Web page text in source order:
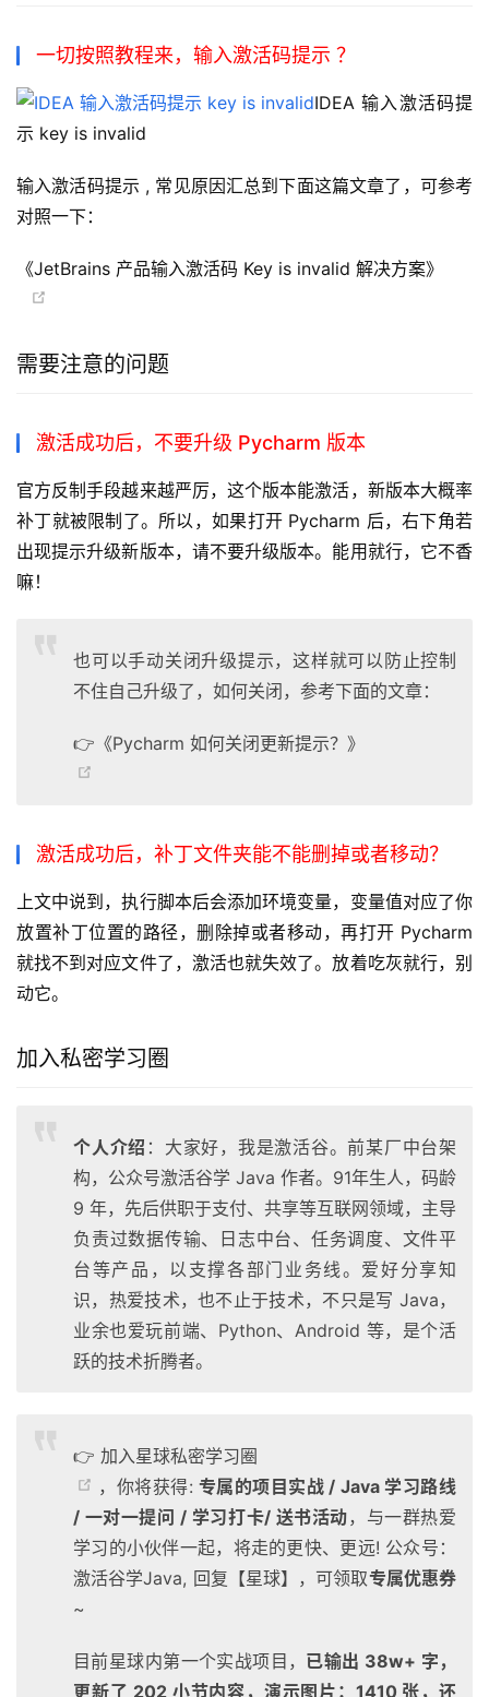
一切按照教程来，输入激活码提示 ？
IDEA 输入激活码提
示 key is invalid
输入激活码提示 , 常见原因汇总到下面这篇文章了，可参考
对照一下：
《JetBrains 产品输入激活码 Key is invalid 解决方案》
需要注意的问题
激活成功后，不要升级 Pycharm 版本
官方反制手段越来越严厉，这个版本能激活，新版本大概率
补丁就被限制了。所以，如果打开 Pycharm 后，右下角若
出现提示升级新版本，请不要升级版本。能用就行，它不香
嘛！
也可以手动关闭升级提示，这样就可以防止控制
不住自己升级了，如何关闭，参考下面的文章：
👉《Pycharm 如何关闭更新提示？》
激活成功后，补丁文件夹能不能删掉或者移动？
上文中说到，执行脚本后会添加环境变量，变量值对应了你
放置补丁位置的路径，删除掉或者移动，再打开 Pycharm
就找不到对应文件了，激活也就失效了。放着吃灰就行，别
动它。
加入私密学习圈
个人介绍 ：大家好，我是激活谷。前某厂中台架
构，公众号激活谷学 Java 作者。91年生人，码龄
9 年，先后供职于支付、共享等互联网领域，主导
负责过数据传输、日志中台、任务调度、文件平
台等产品，以支撑各部门业务线。爱好分享知
识，热爱技术，也不止于技术，不只是写 Java，
业余也爱玩前端、Python、Android 等，是个活
跃的技术折腾者。
👉 加入星球私密学习圈
，你将获得:专属的项目实战 / Java 学习路线
/ 一对一提问 / 学习打卡/ 送书活动，与一群热爱
学习的小伙伴一起，将走的更快、更远! 公众号：
激活谷学Java, 回复【星球】，可领取专属优惠券
~
目前星球内第一个实战项目， 已输出 38w+ 字，
更新了 202 小节内容，演示图片：1410 张，还